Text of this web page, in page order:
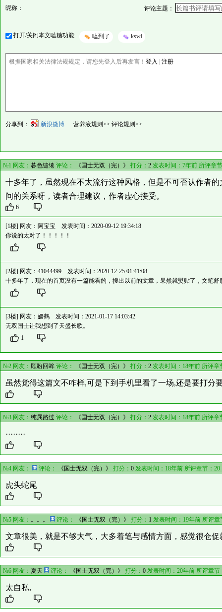
昵称： 评论主题：
打开/关闭本文嗑糖功能 嗑到了 kswl
根据国家相关法律法规规定，请您先登入后再发言！ 登入 注册
分享到： 新浪微博 营养液规则>> 评论规则>>
№1 网友： 暮色缱绻 评论： 《国士无双（完）》 打分： 2 发表时间：7年前 所评章
十多年了，虽然现在不太流行这种风格，但是不可否认作者
间的关系呀，读者合理建议，作者虚心接受。
6
[1楼] 网友： 阿宝宝 发表时间：2020-09-12 19:34:18
你说的太对了！！！！！
[2楼] 网友： 41044499 发表时间：2020-12-25 01:41:08
十多年了，现在的首页没有一篇能看的，搜出以前的文章，果然就熨贴了，文笔舒
[3楼] 网友： 嫒鹤 发表时间：2021-01-17 14:03:42
无双国士让我想到了天盛长歌。
1
№2 网友： 顾盼回眸 评论： 《国士无双（完）》 打分： 2 发表时间：18年前 所评章
虽然觉得这篇文不咋样,可是下到手机里看了一场,还是要打分
№3 网友： 纯属路过 评论： 《国士无双（完）》 打分： 2 发表时间：18年前 所评章
········
№4 网友： 评论： 《国士无双（完）》 打分： 0发表时间：18年前 所评章节： 20
虎头蛇尾
№5 网友： 。。。 评论： 《国士无双（完）》 打分： 1 发表时间：19年前 所评章
文章很美，就是不够大气，大多着笔与感情方面，感觉很仓
№6 网友： 夏天 评论： 《国士无双（完）》 打分： 0发表时间：20年前 所评章节
太自私,